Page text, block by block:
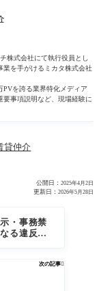
株式会社にて執行役員とし
業を手がけるミカタ株式会社
PVを誇る業界特化メディア
要事項説明など、現場経験に
貸仲介
公開日： 2025年4月2日
更新日： 2026年5月28日
・事務禁
る違反行
次の記事